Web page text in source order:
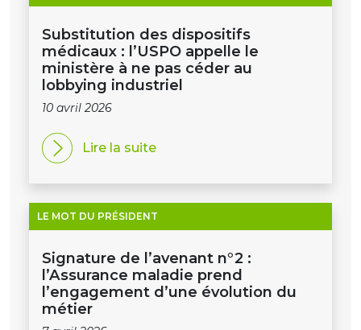
Substitution des dispositifs
médicaux : l’USPO appelle le
ministère à ne pas céder au
lobbying industriel
10 avril 2026
Lire la suite
LE MOT DU PRÉSIDENT
Signature de l’avenant n°2 :
l’Assurance maladie prend
l’engagement d’une évolution du
métier